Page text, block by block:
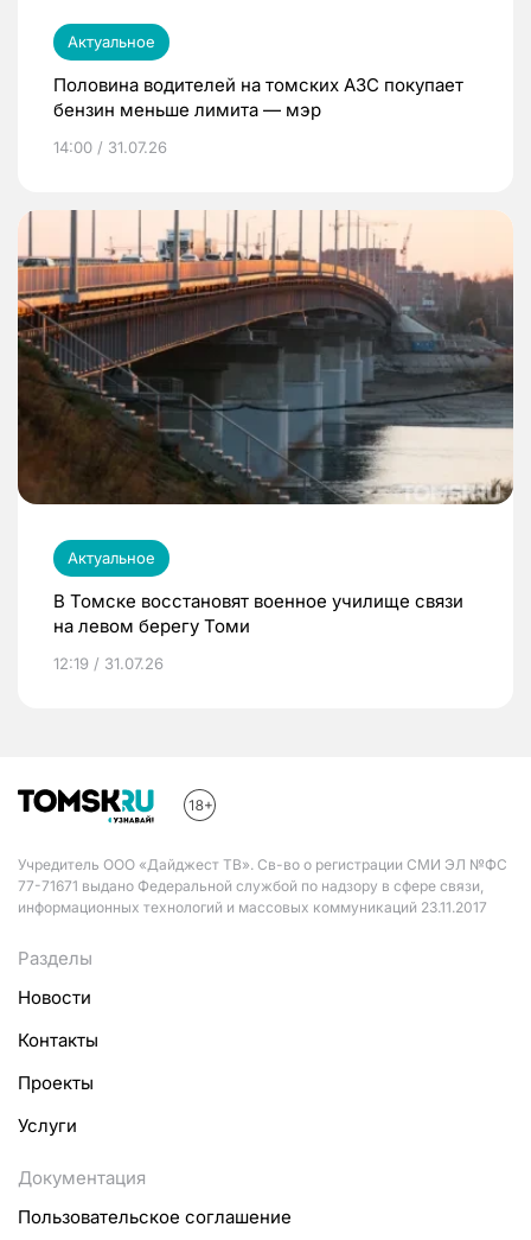
Актуальное
Половина водителей на томских АЗС покупает
бензин меньше лимита — мэр
14:00 / 31.07.26
Актуальное
В Томске восстановят военное училище связи
на левом берегу Томи
12:19 / 31.07.26
Учредитель ООО «Дайджест ТВ». Св-во о регистрации СМИ ЭЛ №ФС
77-71671 выдано Федеральной службой по надзору в сфере связи,
информационных технологий и массовых коммуникаций 23.11.2017
Разделы
Новости
Контакты
Проекты
Услуги
Документация
Пользовательское соглашение